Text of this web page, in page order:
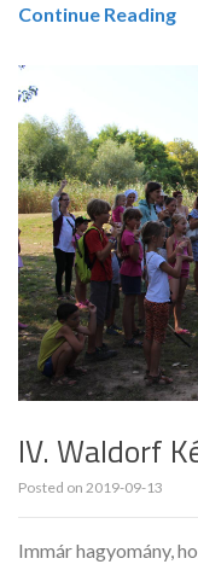
Continue Reading
IV. Waldorf
Posted on 2019-09-13
Immár hagyomány,